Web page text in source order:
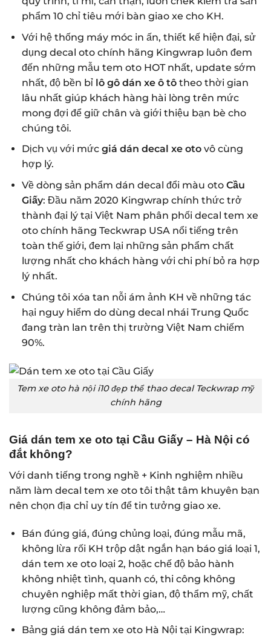
phẩm 10 chỉ tiêu mới bàn giao xe cho KH.
Với hệ thống máy móc in ấn, thiết kế hiện đại, sử
dụng decal oto chính hãng Kingwrap luôn đem
đến những mẫu tem oto HOT nhất, update sớm
nhất, độ bền bỉ lô gô dán xe ô tô theo thời gian
lâu nhất giúp khách hàng hài lòng trên mức
mong đợi để giữ chân và giới thiệu bạn bè cho
chúng tôi.
Dịch vụ với mức giá dán decal xe otovô cùng
hợp lý.
Về dòng sản phẩm dán decal đổi màu oto Cầu
Giấy: Đầu năm 2020 Kingwrap chính thức trở
thành đại lý tại Việt Nam phân phối decal tem xe
oto chính hãng Teckwrap USA nổi tiếng trên
toàn thế giới, đem lại những sản phẩm chất
lượng nhất cho khách hàng với chi phí bỏ ra hợp
lý nhất.
Chúng tôi xóa tan nỗi ám ảnh KH về những tác
hại nguy hiểm do dùng decal nhái Trung Quốc
đang tràn lan trên thị trường Việt Nam chiếm
90%.
Tem xe oto hà nội i10 đẹp thể thao decal Teckwrap mỹ
chính hãng
Giá dán tem xe oto tại Cầu Giấy – Hà Nội có
đắt không?
Với danh tiếng trong nghề + Kinh nghiệm nhiều
năm làm decal tem xe oto tôi thật tâm khuyên bạn
nên chọn địa chỉ uy tín để tin tưởng giao xe.
Bán đúng giá, đúng chủng loại, đúng mẫu mã,
không lừa rối KH trộp dật ngắn hạn báo giá loại 1,
dán tem xe oto loại 2, hoặc chế độ bảo hành
không nhiệt tình, quanh có, thi công không
chuyên nghiệp mất thời gian, độ thẩm mỹ, chất
lượng cũng không đảm bảo,…
Bảng giá dán tem xe oto Hà Nội tại Kingwrap: